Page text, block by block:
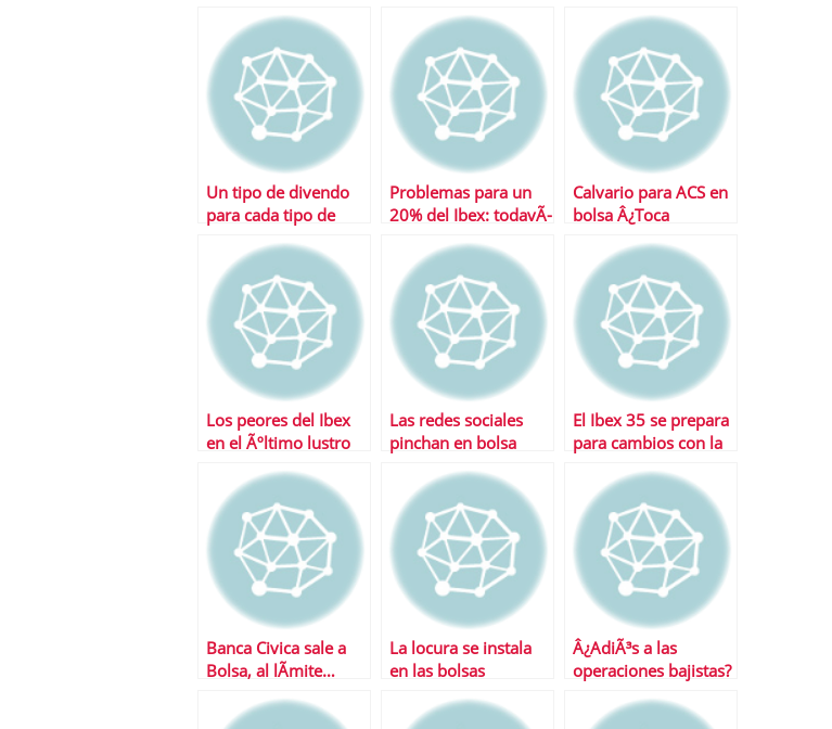
disparan
Un tipo de divendo
para cada tipo de
Problemas para un
20% del Ibex: todavÃ­
en 2009
Calvario para ACS en
bolsa Â¿Toca
autocartera?
Los peores del Ibex
en el Ãºltimo lustro
Las redes sociales
pinchan en bolsa
El Ibex 35 se prepara
para cambios con la
inquilinos a la bolsa
Banca Civica sale a
Bolsa, al lÃ­mite…
La locura se instala
en las bolsas
Â¿AdiÃ³s a las
operaciones bajistas?